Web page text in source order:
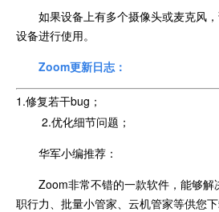
如果设备上有多个摄像头或麦克风
设备进行使用。
Zoom更新日志：
1.修复若干bug；
2.优化细节问题；
华军小编推荐：
Zoom非常不错的一款软件，能够
职行力、批量小管家、云机管家等供您下